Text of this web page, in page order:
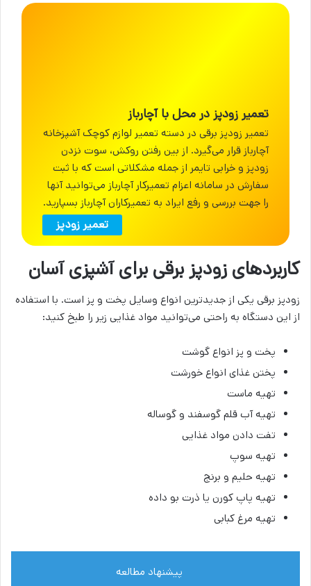
تعمیر زودپز در محل با آچارباز
تعمیر زودپز برقی در دسته تعمیر لوازم کوچک آشپزخانه
آچارباز قرار می‌گیرد. از بین رفتن روکش، سوت نزدن
زودپز و خرابی تایمر از جمله مشکلاتی است که با ثبت
سفارش در سامانه اعزام تعمیرکار آچارباز می‌توانید آنها
را جهت بررسی و رفع ایراد به تعمیرکاران آچارباز بسپارید.
تعمیر زودپز
کاربردهای زودپز برقی برای آشپزی آسان
زودپز برقی یکی از جدیدترین انواع وسایل پخت و پز است. با استفاده
از این دستگاه به راحتی می‌توانید مواد غذایی زیر را طبخ کنید:
پخت و پز انواع گوشت
پختن غذای انواع خورشت
تهیه ماست
تهیه آب قلم گوسفند و گوساله
تفت دادن مواد غذایی
تهیه سوپ
تهیه حلیم و برنج
تهیه پاپ کورن یا ذرت بو داده
تهیه مرغ کبابی
پیشنهاد مطالعه